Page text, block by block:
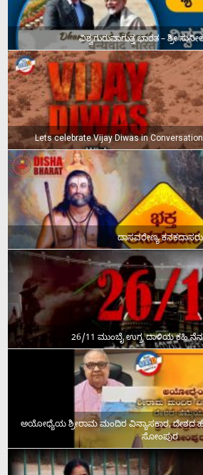
ವಿಶ್ವಗುರುವಾಗುತ್ತ ಭಾರತ – ಶ್ರೀ
Lets celebrate Vijay Diwas in
ದಾಸವರೇಣ್ಯ ಕನಕದಾಸರು
26/11 ಮುಂಬೈ ಉಗ್ರ ದಾಳಿಯ ಕಹಿ
ಅಯೋಧ್ಯೆಯ ಶ್ರೀರಾಮ ಮಂದಿರ ವಿನ್ಯಾಸಕಾರ, ದೇಶದ
ಸೋಂಪುರ